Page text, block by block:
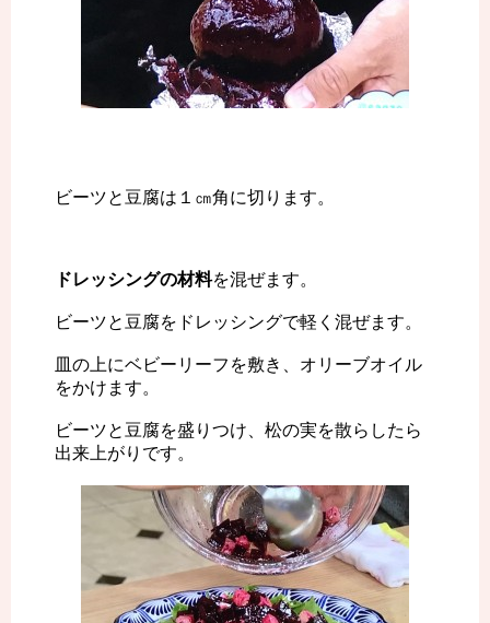
ビーツと豆腐は１㎝角に切ります。
ドレッシングの材料を混ぜます。
ビーツと豆腐をドレッシングで軽く混ぜます。
皿の上にベビーリーフを敷き、オリーブオイル
をかけます。
ビーツと豆腐を盛りつけ、松の実を散らしたら
出来上がりです。